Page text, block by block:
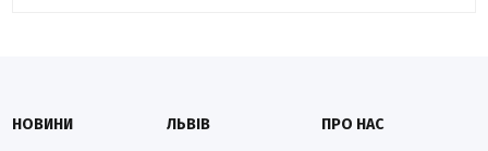
НОВИНИ
ЛЬВІВ
ПРО НАС